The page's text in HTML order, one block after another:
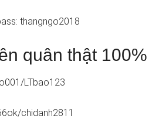
thangngo2018
quân thật 100%
LTbao123
chidanh2811